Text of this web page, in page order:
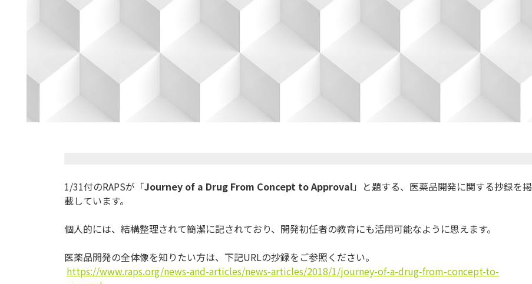
1/31付のRAPSが「Journey of a Drug From Concept to Approval」と題する、 医薬品開発に関する抄録を掲
載しています。
個人的には、結構整理されて簡潔に記されており、 開発初任者の教育にも活用可能なように思えます。
医薬品開発の全体像を知りたい方は、下記URLの抄録をご参照く ださい。
https://www.raps.org/news-and-articles/news-articles/2018/1/journey-of-a-drug-from-concept-to-